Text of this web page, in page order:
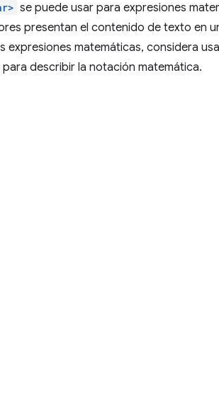
se puede usar para expresiones
presentan el contenido de texto en
expresiones matemáticas, considera
describir la notación matemática.